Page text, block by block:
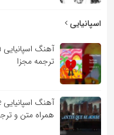
اسپانیایی
ترجمه مجزا
همراه متن و